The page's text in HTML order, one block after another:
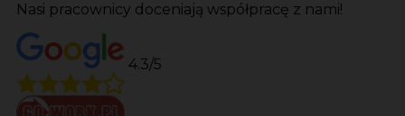
Nasi pracownicy doceniają współpracę z nami!
4.3/5